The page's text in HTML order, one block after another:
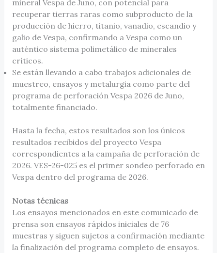
mineral Vespa de Juno, con potencial para
recuperar tierras raras como subproducto de la
producción de hierro, titanio, vanadio, escandio y
galio de Vespa, confirmando a Vespa como un
auténtico sistema polimetálico de minerales
críticos.
Se están llevando a cabo trabajos adicionales de
muestreo, ensayos y metalurgia como parte del
programa de perforación Vespa 2026 de Juno,
totalmente financiado.
Hasta la fecha, estos resultados son los únicos
resultados recibidos del proyecto Vespa
correspondientes a la campaña de perforación de
2026. VES-26-025 es el primer sondeo perforado en
Vespa dentro del programa de 2026.
Notas técnicas
Los ensayos mencionados en este comunicado de
prensa son ensayos rápidos iniciales de 76
muestras y siguen sujetos a confirmación mediante
la finalización del programa completo de ensayos.